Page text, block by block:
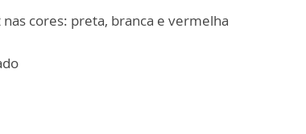
nas cores: preta, branca e vermelha